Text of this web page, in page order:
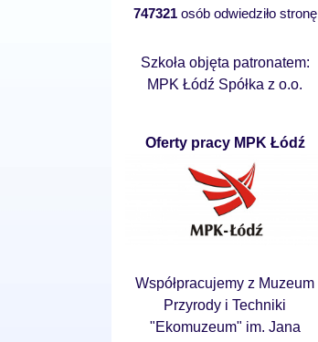
747321osób odwiedziło stronę
Szkoła objęta patronatem:
MPK Łódź Spółka z o.o.
Oferty pracy MPK Łódź
Współpracujemy z Muzeum
Przyrody i Techniki
"Ekomuzeum" im. Jana